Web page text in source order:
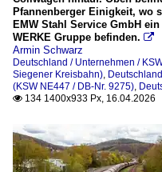
Pfannenberger Einigkeit, wo
EMW Stahl Service GmbH
WERKE Gruppe befinden. 
Armin Schwarz
Deutschland / Unternehmen /
Siegener Kreisbahn)
(KSW NE447 / DB-Nr. 9275)
 134 1400x933 Px, 16.04.2026